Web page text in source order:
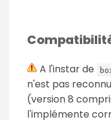
A l'instar de
n'est pas
(version 8
l'implémente